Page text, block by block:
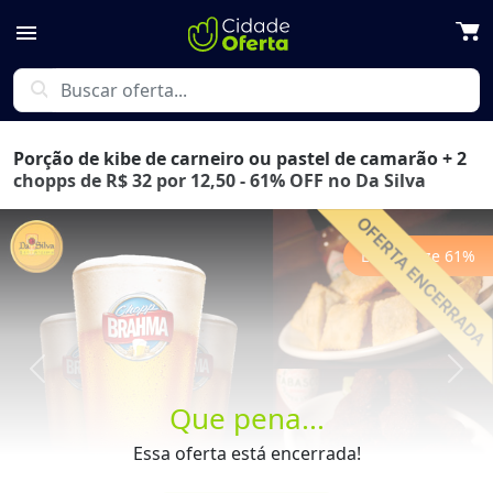
menu
search
Que pena...
Essa oferta está encerrada!
Porção de kibe de carneiro ou pastel de camarão + 2
chopps de R$ 32 por 12,50 - 61% OFF no Da Silva
Economize 61%
Next